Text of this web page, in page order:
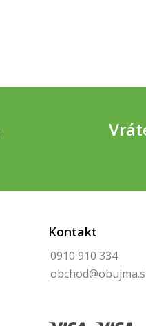
Kontakt
0910 910 334